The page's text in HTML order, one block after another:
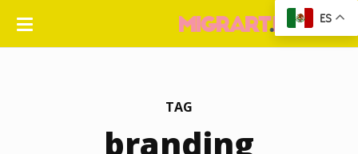
TAG
branding
ES